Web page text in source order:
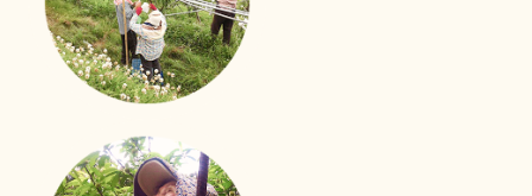
新事社會服務中心的移工照護訓練課程也來到了第二次！
來自印尼、越南、菲律賓的外籍看護們帶著上一次課程的
收穫與期待，再次踏進教室。
立即行動